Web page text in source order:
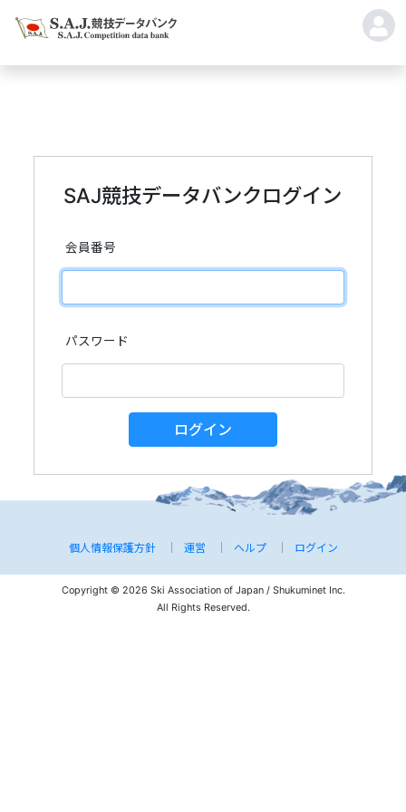
SAJ競技データバンクログイン
会員番号
パスワード
ログイン
個人情報保護方針 運営 ヘルプ ログイン
Copyright © 2026 Ski Association of Japan / Shukuminet Inc.
All Rights Reserved.